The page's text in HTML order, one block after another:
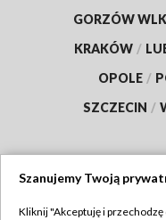
GORZÓW
KRAKÓW /
OPOLE /
SZCZECIN /
Szanujemy Twoją
Kliknij "Akceptuję i